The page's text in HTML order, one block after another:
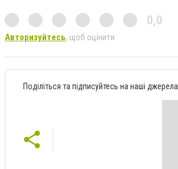
0,0
Авторизуйтесь, щоб оцінити
Поділіться та підписуйтесь на наші джерела